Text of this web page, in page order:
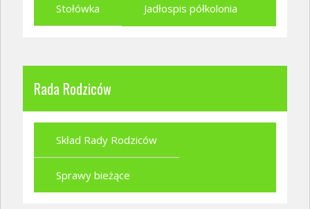
Stołówka Jadłospis półkolonia
Rada Rodziców
Skład Rady Rodziców
Sprawy bieżące